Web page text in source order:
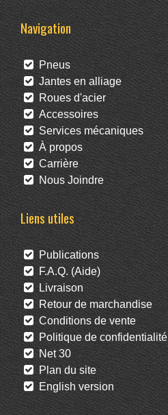
Navigation
Pneus
Jantes en alliage
Roues d'acier
Accessoires
Services mécaniques
À propos
Carrière
Nous Joindre
Liens utiles
Publications
F.A.Q. (Aide)
Livraison
Retour de marchandise
Conditions de vente
Politique de confidentialité
Net 30
Plan du site
English version